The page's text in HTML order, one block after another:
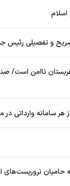
اسلام
و تفصیلی رئیس
ناامن است/
هر سامانه وارداتی
حامیان تروریست‌های